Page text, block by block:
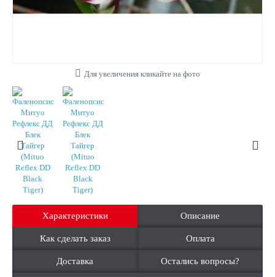
Для увеличения кликайте на фото
Характеристики Описание
Как сделать заказ Оплата
Доставка Остались вопросы?